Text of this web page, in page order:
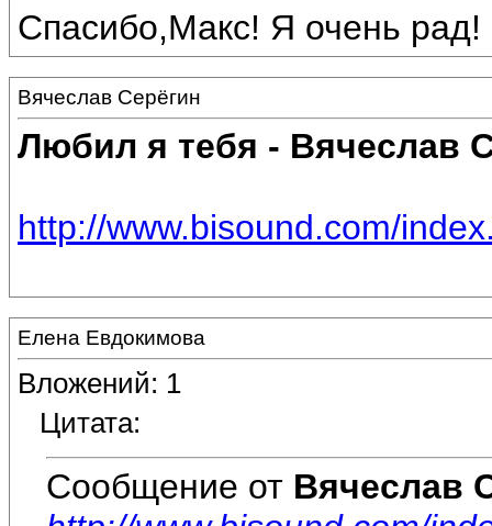
Спасибо,Макс! Я очень рад!
Вячеслав Серёгин
Любил я тебя - Вячеслав
http://www.bisound.com/
Елена Евдокимова
Вложений: 1
Цитата:
Сообщение от Вячеслав